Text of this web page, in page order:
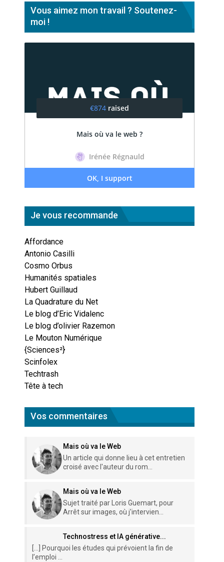
Vous aimez mon travail ? Soutenez-
moi !
Je vous recommande
Affordance
Antonio Casilli
Cosmo Orbus
Humanités spatiales
Hubert Guillaud
La Quadrature du Net
Le blog d’Eric Vidalenc
Le blog d’olivier Razemon
Le Mouton Numérique
{Sciences²}
Scinfolex
Techtrash
Tête à tech
Vos commentaires
Mais où va le Web
Un article qui donne lieu à cet entretien
croisé avec l'auteur du rom...
Mais où va le Web
Sujet traité par Loris Guemart, pour
Arrêt sur images, où j'intervien...
Technostress et IA générative...
[…] Pourquoi les études qui prévoient la fin de
l’emploi ...